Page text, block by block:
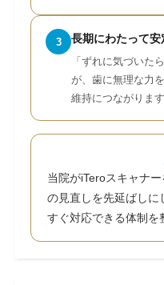
3 長期にわたって
「ずれに気づいた
が、歯に無理な力
維持につながります
当院がiTeroスキャナー
の見直しを先延ばしに
すぐ対応できる体制を